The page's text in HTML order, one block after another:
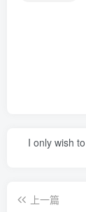
I only wish
上一篇